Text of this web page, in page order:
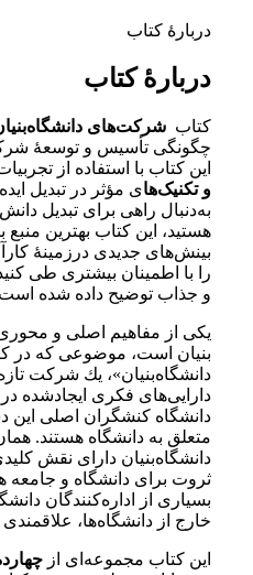
دربارهٔ کتاب
دربارهٔ کتاب
کتاب شرکت‌های
چگونگی تأسیس و توسعۀ
این کتاب با استفاده از
و تکنیک‌های مؤثر در تبدیل
به‌دنبال راهی برای تبدیل
هستید، این کتاب بهترین
بینش‌های جدیدی درزمینۀ
را با اطمینان بیشتری طی
و جذاب توضیح داده شده
یكی از مفاهیم اصلی و
بنیان است، موضوعی كه در
دانشگاه‌بنیان»، یك شركت
دارایی‌های فكری ایجادشده
دانشگاه كنشگران اصلی این
متعلق به دانشگاه هستند.
دانشگاه‌بنیان دارای نقش
ثروت برای دانشگاه و جامعه
بسیاری از اداره‌كنندگان
خارج از دانشگاه‌ها،
این کتاب مجموعه‌ای از